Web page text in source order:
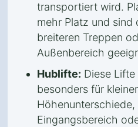
transportiert wird.
mehr Platz und sind
breiteren Treppen
Außenbereich
Hublifte: Diese
besonders für
Eingangsbereich